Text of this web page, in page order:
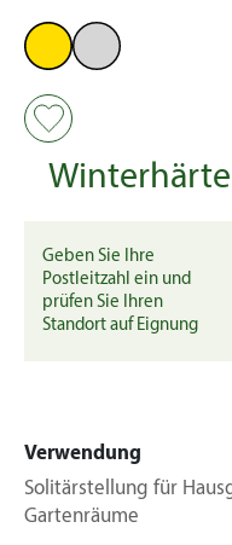
Geben Sie Ihre
Postleitzahl ein und
prüfen Sie Ihren
Standort auf Eignung
Verwendung
Solitärstellung für
Gartenräume